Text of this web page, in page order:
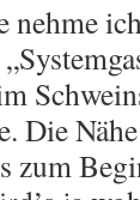
nehme
Die
zum